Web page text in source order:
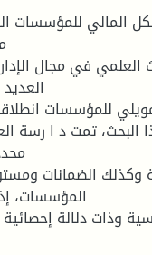
المالي للمؤسسات
العلمي في مجال
للمؤسسات
تمت د ا رسة
وكذلك الضمانات
المؤسسات،
وذات دلالة